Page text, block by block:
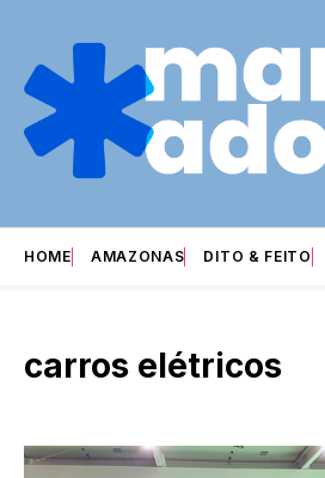
HOME AMAZONAS DITO & FEITO
carros elétricos